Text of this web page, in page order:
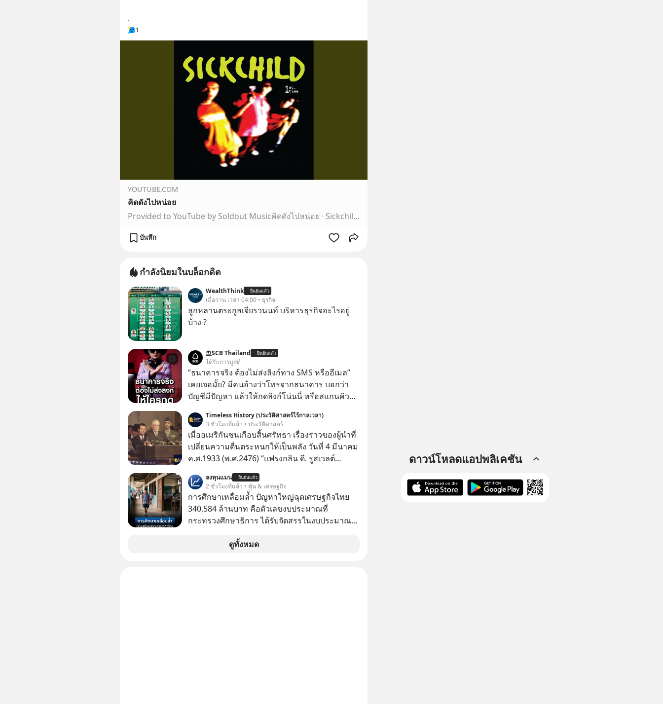
.
1
YOUTUBE.COM
คิดดังไปหน่อย
Provided to YouTube by Soldout Musicคิดดังไปหน่อย · Sickchild1ST. Time℗ ชูเกียรติ พาละการมย์Released on: 2019-12-06Composer: ชูเกียรติ พาละการมย์Lyricist: ชู…
บันทึก
กำลังนิยมในบล็อกดิต
WealthThink ยืนยันแล้ว
เมื่อวาน เวลา 04:00 • ธุรกิจ
ลูกหลานตระกูลเจียรวนนท์ บริหารธุรกิจอะไรอยู่
บ้าง ?
SCB Thailand ยืนยันแล้ว
ได้รับการบูสต์
“ธนาคารจริง ต้องไม่ส่งลิงก์ทาง SMS หรืออีเมล”
เคยเจอมั้ย? มีคนอ้างว่าโทรจากธนาคาร บอกว่า
บัญชีมีปัญหา แล้วให้กดลิงก์โน่นนี่ หรือสแกนคิว
หลอกลวงในคราบความน่าเชื่อถือกันค่ะ #แก้เกม
กลโกง #ป้าเก๋าเล่ากลโกง #LivesSustainably #อยู่
อย่างยั่งยืน #CyberSecurity #ป้าเก๋า
#FraudEducation #FinancialLiteracy
Timeless History (ประวัติศาสตร์ไร้กาลเวลา)
3 ชั่วโมงที่แล้ว • ประวัติศาสตร์
เมื่ออเมริกันชนเกือบสิ้นศรัทธา เรื่องราวของผู้นำที่
เปลี่ยนความตื่นตระหนกให้เป็นพลัง วันที่ 4 มีนาคม
ค.ศ.1933 (พ.ศ.2476) “แฟรงกลิน ดี. รูสเวลต์
แห่งสหรัฐอเมริกา ได้ยืนอยู่เบื้องหน้าอาคารรัฐสภา
สหรัฐอเมริกา ท่ามกลางสายตาของประชาชนใน
ประเทศที่เต็มไปด้วยความหวาดกลัว
ลงทุนแมน ยืนยันแล้ว
2 ชั่วโมงที่แล้ว • หุ้น & เศรษฐกิจ
การศึกษาเหลื่อมล้ำ ปัญหาใหญ่ฉุดเศรษฐกิจไทย
340,584 ล้านบาท คือตัวเลขงบประมาณที่
กระทรวงศึกษาธิการ ได้รับจัดสรรในงบประมาณ
จากกระทรวงการคลัง
ดูทั้งหมด
ดาวน์โหลดแอปพลิเคชัน